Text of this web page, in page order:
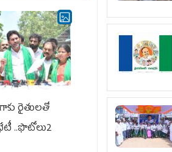
రైతులతో
..ఫొటోలు2